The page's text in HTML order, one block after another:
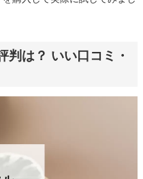
判は？ いい口コミ・